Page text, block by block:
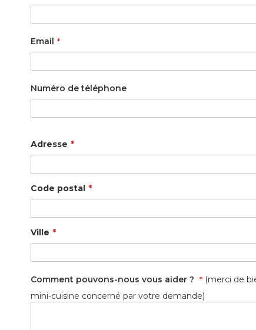
Email
Numéro de téléphone
Adresse
Code postal
Ville
Comment pouvons-nous vous aider ?
(merci de
mini-cuisine concerné par votre demande)